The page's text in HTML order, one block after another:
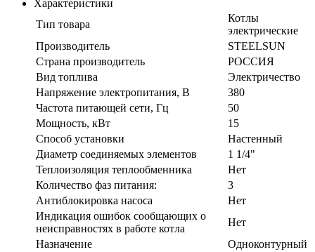
Характеристики
Тип товара
Котлы
электрические
Производитель
STEELSUN
Страна производитель
РОССИЯ
Вид топлива
Электричество
Напряжение электропитания, В
380
Частота питающей сети, Гц
50
Мощность, кВт
15
Способ установки
Настенный
Диаметр соединяемых элементов
1 1/4"
Теплоизоляция теплообменника
Нет
Количество фаз питания:
3
Антиблокировка насоса
Нет
Индикация ошибок сообщающих о
неисправностях в работе котла
Нет
Назначение
Одноконтурный